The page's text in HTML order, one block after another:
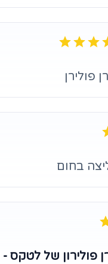
פולירן
בחום
פולירון של לטקס -